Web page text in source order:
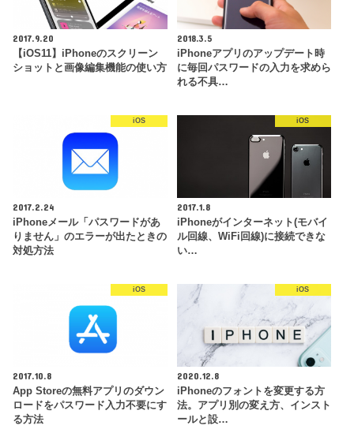
2017.9.20
【iOS11】iPhoneのスクリーン
ショットと画像編集機能の使い方
2018.3.5
iPhoneアプリのアップデート時
に毎回パスワードの入力を求めら
れる不具…
iOS
2017.2.24
iPhoneメール「パスワードがあ
りません」のエラーが出たときの
対処方法
iOS
2017.1.8
iPhoneがインターネット(モバイ
ル回線、WiFi回線)に接続できな
い…
iOS
2017.10.8
App Storeの無料アプリのダウン
ロードをパスワード入力不要にす
る方法
iOS
2020.12.8
iPhoneのフォントを変更する方
法。アプリ別の変え方、インスト
ールと設…